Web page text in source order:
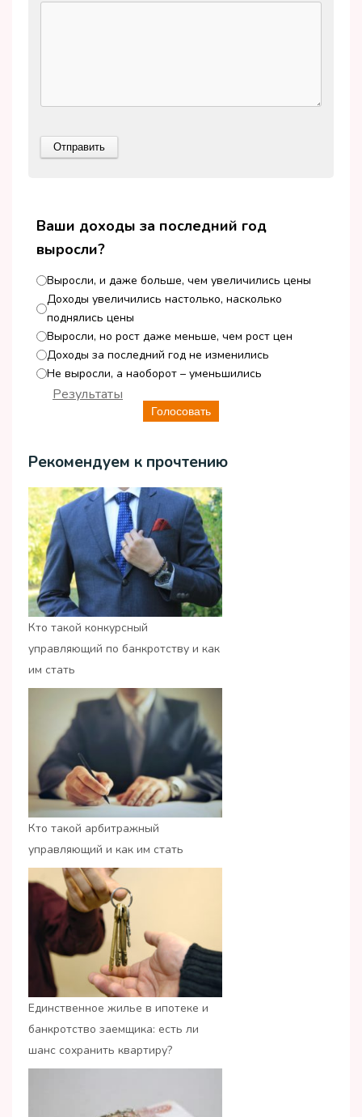
Ваши доходы за последний год
выросли?
Выросли, и даже больше, чем увеличились цены
Доходы увеличились настолько, насколько
поднялись цены
Выросли, но рост даже меньше, чем рост цен
Доходы за последний год не изменились
Не выросли, а наоборот – уменьшились
Голосовать
Результаты
Рекомендуем к прочтению
Кто такой конкурсный
управляющий по банкротству и как
им стать
Кто такой арбитражный
управляющий и как им стать
Единственное жилье в ипотеке и
банкротство заемщика: есть ли
шанс сохранить квартиру?